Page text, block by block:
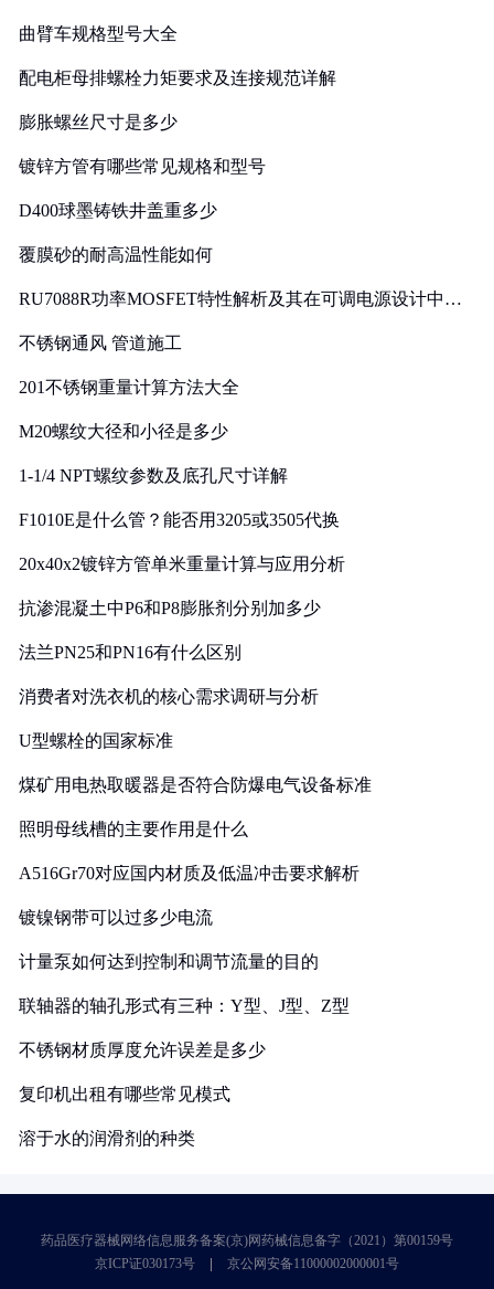
曲臂车规格型号大全
配电柜母排螺栓力矩要求及连接规范详解
膨胀螺丝尺寸是多少
镀锌方管有哪些常见规格和型号
D400球墨铸铁井盖重多少
覆膜砂的耐高温性能如何
RU7088R功率MOSFET特性解析及其在可调电源设计中的
不锈钢通风 管道施工
201不锈钢重量计算方法大全
M20螺纹大径和小径是多少
1-1/4 NPT螺纹参数及底孔尺寸详解
F1010E是什么管？能否用3205或3505代换
20x40x2镀锌方管单米重量计算与应用分析
抗渗混凝土中P6和P8膨胀剂分别加多少
法兰PN25和PN16有什么区别
消费者对洗衣机的核心需求调研与分析
U型螺栓的国家标准
煤矿用电热取暖器是否符合防爆电气设备标准
照明母线槽的主要作用是什么
A516Gr70对应国内材质及低温冲击要求解析
镀镍钢带可以过多少电流
计量泵如何达到控制和调节流量的目的
联轴器的轴孔形式有三种：Y型、J型、Z型
不锈钢材质厚度允许误差是多少
复印机出租有哪些常见模式
溶于水的润滑剂的种类
药品医疗器械网络信息服务备案(京)网药械信息备字（2021）第00159号
京ICP证030173号
京公网安备11000002000001号